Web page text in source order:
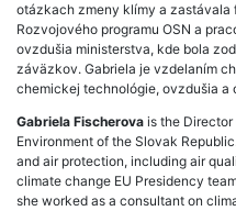
otázkach zmeny klímy a zastávala
Rozvojového programu OSN a
ovzdušia ministerstva, kde bola
záväzkov. Gabriela je vzdelaním
chemickej technológie, ovzdušia a
Gabriela Fischerova is the
Environment of the Slovak
and air protection, including air
climate change EU Presidency
she worked as a consultant on